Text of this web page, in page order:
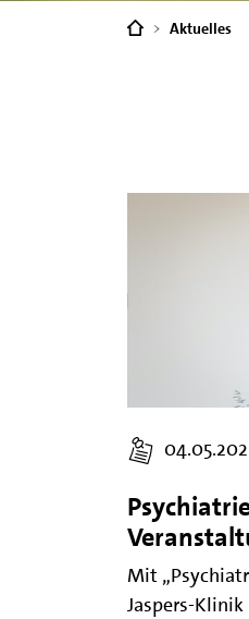
Sie
sind
Aktuelles
Mit
Jaspers-